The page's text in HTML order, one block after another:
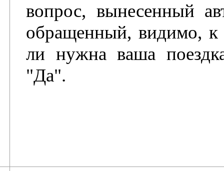
вопрос, вынесенный
обращенный, видимо, к
ли нужна ваша
"Да".